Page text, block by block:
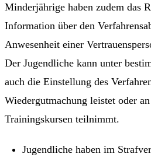
Minderjährige haben zudem das
Information über den
Anwesenheit einer
Der Jugendliche kann unter
auch die Einstellung des
Wiedergutmachung leistet oder
Trainingskursen teilnimmt.
Jugendliche haben im